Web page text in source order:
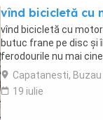
vînd bicicletă cu
vînd bicicletă cu
butuc frane pe disc și
ferodourile nu mai
Capatanesti, Buzau
19 iulie